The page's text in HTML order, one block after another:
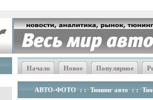
Начало Новое Популярное
АВТО-ФОТО : : Тюнинг авто : :